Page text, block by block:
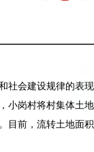
社会建设规律的表
小岗村将村集体土
目前，流转土地面